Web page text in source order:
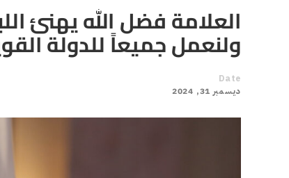
العلامة فضل الله يهنئ
ولنعمل جميعاً للدولة
Date
ديسمبر 31, 2024